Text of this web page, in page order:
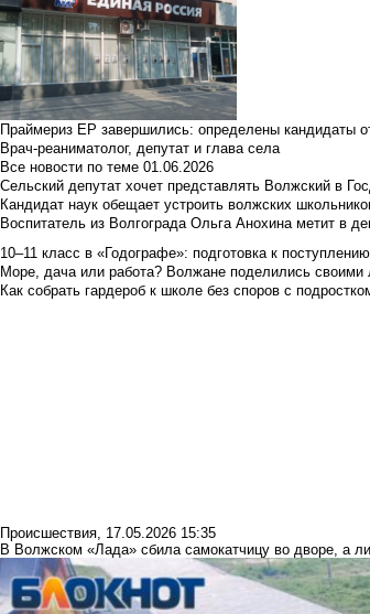
Праймериз ЕР завершились: определены кандидаты
Врач-реаниматолог, депутат и глава села
Все новости по теме 01.06.2026
Сельский депутат хочет представлять Волжский в
Кандидат наук обещает устроить волжских
Воспитатель из Волгограда Ольга Анохина метит в
10–11 класс в «Годографе»: подготовка к
Море, дача или работа? Волжане поделились своими
Как собрать гардероб к школе без споров с
Происшествия, 17.05.2026 15:35
В Волжском «Лада» сбила самокатчицу во дворе, а